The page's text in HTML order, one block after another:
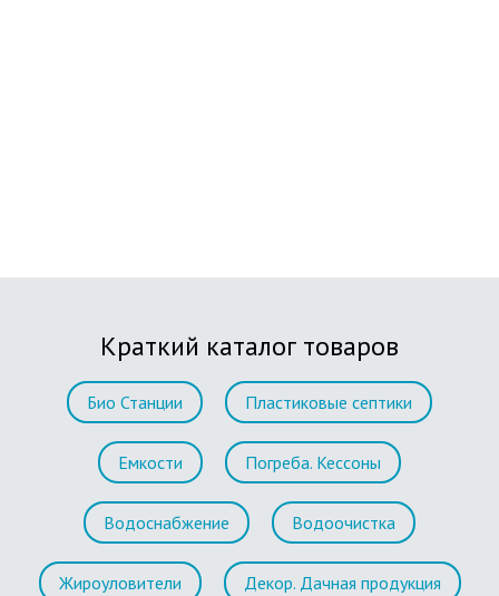
Краткий каталог товаров
Био Станции Пластиковые септики
Емкости Погреба. Кессоны
Водоснабжение Водоочистка
Жироуловители Декор. Дачная продукция